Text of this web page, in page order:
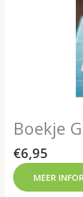
Boekje
€6,95
MEER